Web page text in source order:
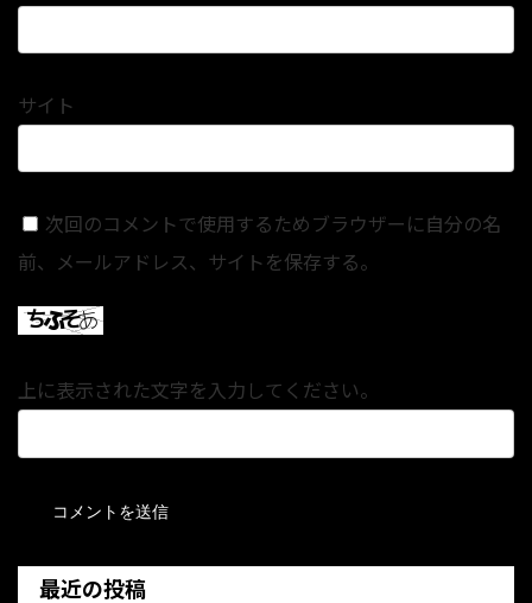
サイト
次回のコメントで使用するためブラウザーに自分の名
前、メールアドレス、サイトを保存する。
上に表示された文字を入力してください。
最近の投稿